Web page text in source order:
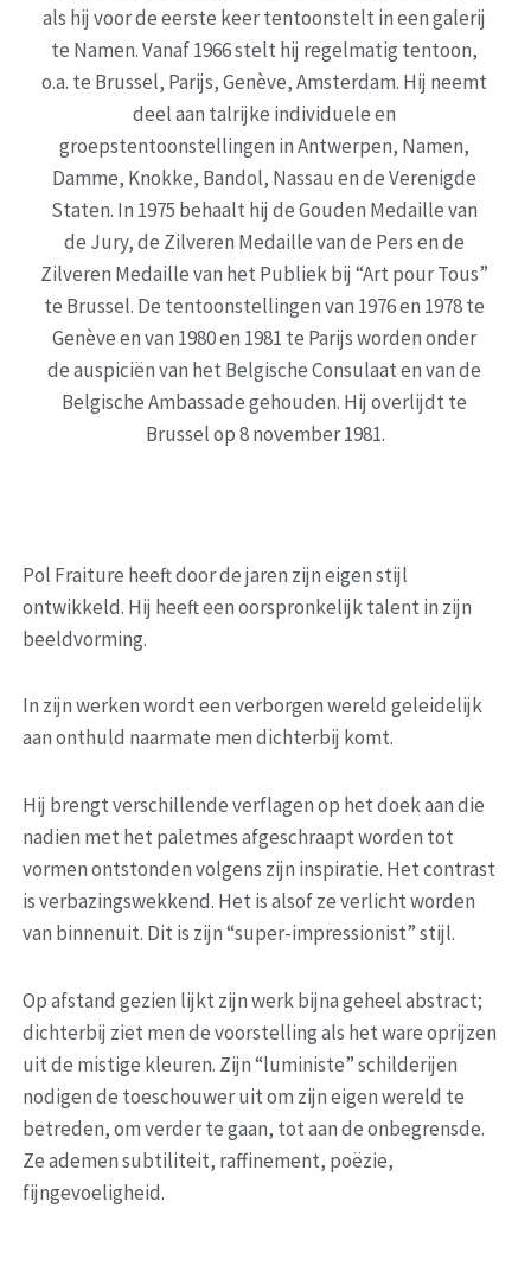
als hij voor de eerste keer tentoonstelt in een galerij
te Namen. Vanaf 1966 stelt hij regelmatig tentoon,
o.a. te Brussel, Parijs, Genève, Amsterdam. Hij neemt
deel aan talrijke individuele en
groepstentoonstellingen in Antwerpen, Namen,
Damme, Knokke, Bandol, Nassau en de Verenigde
Staten. In 1975 behaalt hij de Gouden Medaille van
de Jury, de Zilveren Medaille van de Pers en de
Zilveren Medaille van het Publiek bij “Art pour Tous”
te Brussel. De tentoonstellingen van 1976 en 1978 te
Genève en van 1980 en 1981 te Parijs worden onder
de auspiciën van het Belgische Consulaat en van de
Belgische Ambassade gehouden. Hij overlijdt te
Brussel op 8 november 1981.
Pol Fraiture heeft door de jaren zijn eigen stijl
ontwikkeld. Hij heeft een oorspronkelijk talent in zijn
beeldvorming.
In zijn werken wordt een verborgen wereld geleidelijk
aan onthuld naarmate men dichterbij komt.
Hij brengt verschillende verflagen op het doek aan die
nadien met het paletmes afgeschraapt worden tot
vormen ontstonden volgens zijn inspiratie. Het contrast
is verbazingswekkend. Het is alsof ze verlicht worden
van binnenuit. Dit is zijn “super-impressionist” stijl.
Op afstand gezien lijkt zijn werk bijna geheel abstract;
dichterbij ziet men de voorstelling als het ware oprijzen
uit de mistige kleuren. Zijn “luministe” schilderijen
nodigen de toeschouwer uit om zijn eigen wereld te
betreden, om verder te gaan, tot aan de onbegrensde.
Ze ademen subtiliteit, raffinement, poëzie,
fijngevoeligheid.